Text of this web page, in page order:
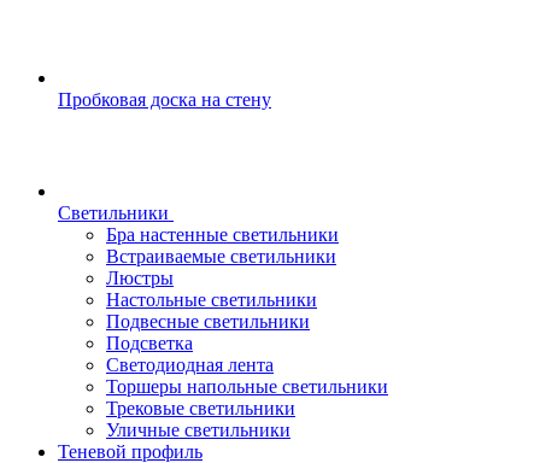
Пробковая доска на стену
Светильники
Бра настенные светильники
Встраиваемые светильники
Люстры
Настольные светильники
Подвесные светильники
Подсветка
Светодиодная лента
Торшеры напольные светильники
Трековые светильники
Уличные светильники
Теневой профиль